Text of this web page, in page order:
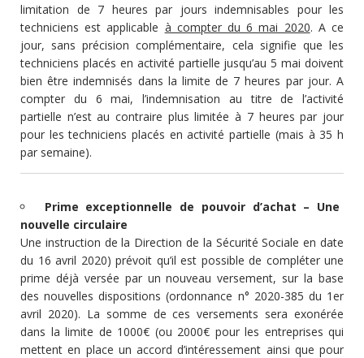
limitation de 7 heures par jours indemnisables pour les
techniciens est applicable à compter du 6 mai 2020. A ce
jour, sans précision complémentaire, cela signifie que les
techniciens placés en activité partielle jusqu’au 5 mai doivent
bien être indemnisés dans la limite de 7 heures par jour. A
compter du 6 mai, l’indemnisation au titre de l’activité
partielle n’est au contraire plus limitée à 7 heures par jour
pour les techniciens placés en activité partielle (mais à 35 h
par semaine).
Prime exceptionnelle de pouvoir d’achat – Une
nouvelle circulaire
Une instruction de la Direction de la Sécurité Sociale en date
du 16 avril 2020) prévoit qu’il est possible de compléter une
prime déjà versée par un nouveau versement, sur la base
des nouvelles dispositions (ordonnance n° 2020-385 du 1er
avril 2020). La somme de ces versements sera exonérée
dans la limite de 1000€ (ou 2000€ pour les entreprises qui
mettent en place un accord d’intéressement ainsi que pour